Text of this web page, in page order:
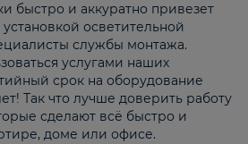
быстро и аккуратно привезет
осветительной
службы монтажа.
услугами наших
срок на оборудование
Так что лучше доверить работу
сделают всё быстро и
доме или офисе.